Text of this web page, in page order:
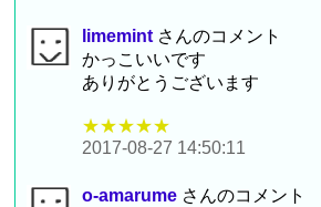
limemint さんのコメント
かっこいいです
ありがとうございます
★★★★★
2017-08-27 14:50:11
o-amarume さんのコメント